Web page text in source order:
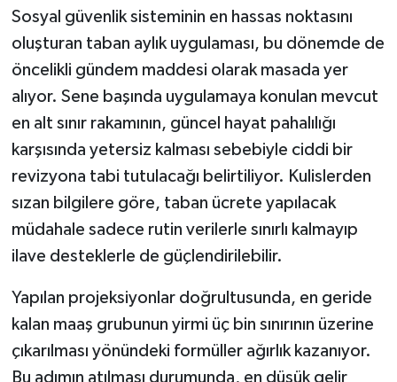
Sosyal güvenlik sisteminin en hassas noktasını
oluşturan taban aylık uygulaması, bu dönemde de
öncelikli gündem maddesi olarak masada yer
alıyor. Sene başında uygulamaya konulan mevcut
en alt sınır rakamının, güncel hayat pahalılığı
karşısında yetersiz kalması sebebiyle ciddi bir
revizyona tabi tutulacağı belirtiliyor. Kulislerden
sızan bilgilere göre, taban ücrete yapılacak
müdahale sadece rutin verilerle sınırlı kalmayıp
ilave desteklerle de güçlendirilebilir.
Yapılan projeksiyonlar doğrultusunda, en geride
kalan maaş grubunun yirmi üç bin sınırının üzerine
çıkarılması yönündeki formüller ağırlık kazanıyor.
Bu adımın atılması durumunda, en düşük gelir